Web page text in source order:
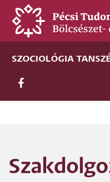
Ugrás
tartalomra
SZOCIOLÓGIA